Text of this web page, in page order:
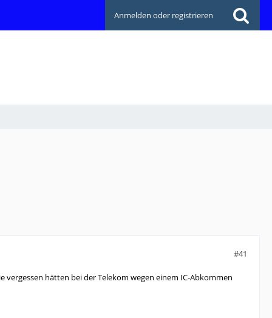
Anmelden oder registrieren
#41
vergessen hätten bei der Telekom wegen einem IC-Abkommen